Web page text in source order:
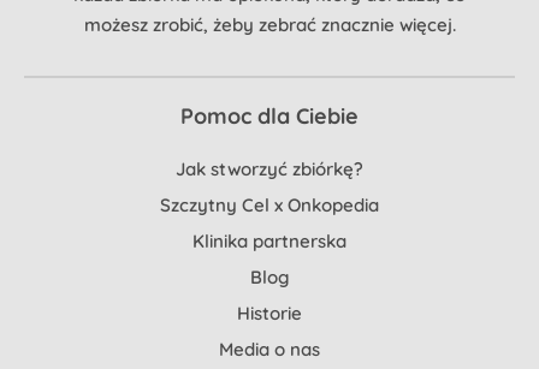
możesz zrobić, żeby zebrać znacznie więcej.
Pomoc dla Ciebie
Jak stworzyć zbiórkę?
Szczytny Cel x Onkopedia
Klinika partnerska
Blog
Historie
Media o nas